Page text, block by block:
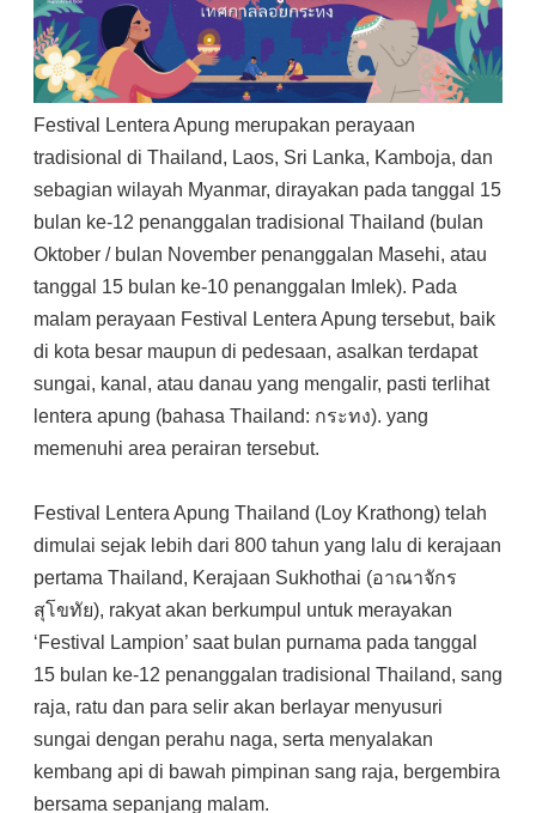
Festival Lentera Apung merupakan perayaan
tradisional di Thailand, Laos, Sri Lanka, Kamboja, dan
sebagian wilayah Myanmar, dirayakan pada tanggal 15
bulan ke-12 penanggalan tradisional Thailand (bulan
Oktober / bulan November penanggalan Masehi, atau
tanggal 15 bulan ke-10 penanggalan Imlek). Pada
malam perayaan Festival Lentera Apung tersebut, baik
di kota besar maupun di pedesaan, asalkan terdapat
sungai, kanal, atau danau yang mengalir, pasti terlihat
lentera apung (bahasa Thailand: กระทง). yang
memenuhi area perairan tersebut.
Festival Lentera Apung Thailand (Loy Krathong) telah
dimulai sejak lebih dari 800 tahun yang lalu di kerajaan
pertama Thailand, Kerajaan Sukhothai (อาณาจักร
สุโขทัย), rakyat akan berkumpul untuk merayakan
‘Festival Lampion’ saat bulan purnama pada tanggal
15 bulan ke-12 penanggalan tradisional Thailand, sang
raja, ratu dan para selir akan berlayar menyusuri
sungai dengan perahu naga, serta menyalakan
kembang api di bawah pimpinan sang raja, bergembira
bersama sepanjang malam.